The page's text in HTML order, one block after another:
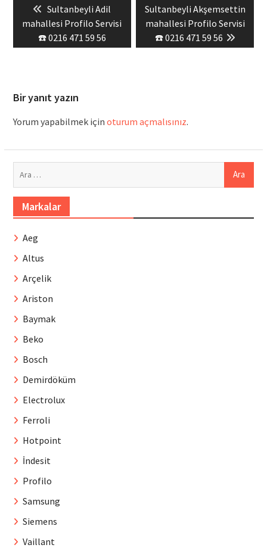
gezinmesiPrevious
post:
Sultanbeyli Adil
mahallesi Profilo Servisi
☎️ 0216 471 59 56
Next
post:
Sultanbeyli Akşemsettin
mahallesi Profilo Servisi
☎️ 0216 471 59 56
Bir yanıt yazın
Yorum yapabilmek için oturum açmalısınız.
Markalar
Aeg
Altus
Arçelik
Ariston
Baymak
Beko
Bosch
Demirdöküm
Electrolux
Ferroli
Hotpoint
İndesit
Profilo
Samsung
Siemens
Vaillant